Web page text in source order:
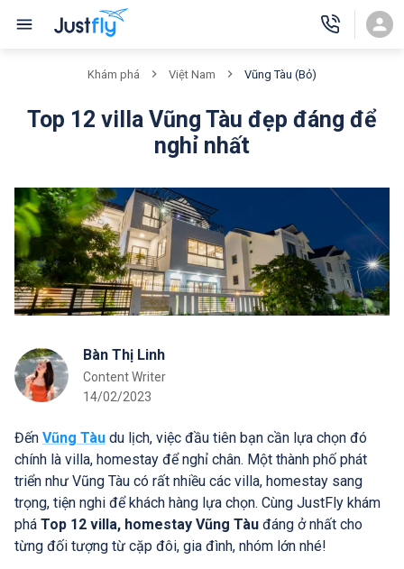
Khám phá Việt Nam Vũng Tàu (Bỏ)
Top 12 villa Vũng Tàu đẹp đáng để
nghỉ nhất
Bàn Thị Linh
Content Writer
14/02/2023
Đến Vũng Tàu du lịch, việc đầu tiên bạn cần lựa chọn đó
chính là villa, homestay để nghỉ chân. Một thành phố phát
triển như Vũng Tàu có rất nhiều các villa, homestay sang
trọng, tiện nghi để khách hàng lựa chọn. Cùng JustFly khám
phá Top 12 villa, homestay Vũng Tàu đáng ở nhất cho
từng đối tượng từ cặp đôi, gia đình, nhóm lớn nhé!